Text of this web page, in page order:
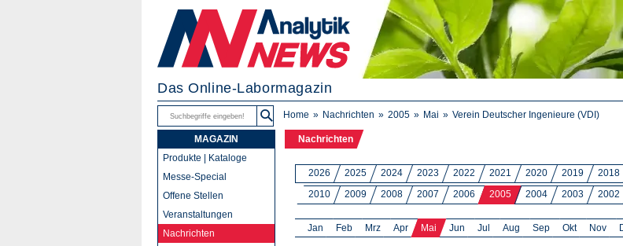
Das Online-Labormagazin
Home Nachrichten 2005 Mai Verein Deutscher Ingenieure (VDI)
Nachrichten
2026 2025 2024 2023 2022 2021 2020 2019 2018
2010
2009 2008 2007 2006 2005 2004 2003 2002
Jan Feb Mrz Apr Mai Jun Jul Aug Sep Okt Nov
MAGAZIN
Produkte | Kataloge
Messe-Special
Offene Stellen
Veranstaltungen
Nachrichten